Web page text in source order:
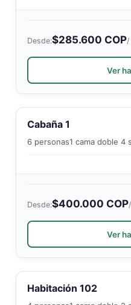
Desde:$285.600 COP/
Ver
Cabaña 1
6 personas1 cama doble 4
Desde:$400.000 COP
Ver
Habitación 102